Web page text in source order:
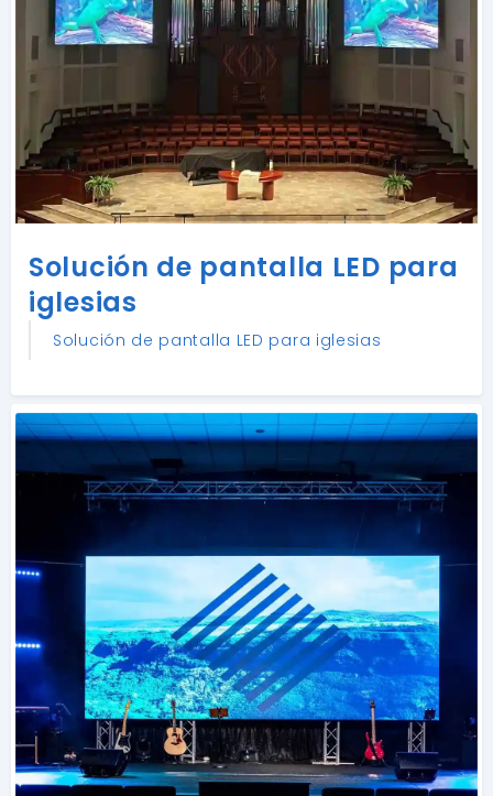
Solución de pantalla LED para
iglesias
Solución de pantalla LED para iglesias